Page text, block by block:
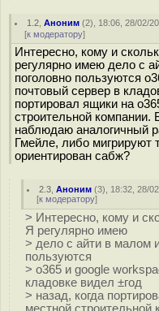
1.2 ,Аноним (2), 18:06, 28/02/
[к модератору]
Интересно, кому и
регулярно имею дело с
поголовно пользуются
почтовый сервер в
портировал ящики на
строительной компании.
наблюдаю аналогичный
Гмейле, либо мигрируют
ориентирован сабж?
2.3 ,Аноним (3), 18:32, 28/
[к модератору]
> Интересно, кому и
Я регулярно имею
> дело с айти в малом
пользуются
> o365 и google
кладовке видел ±год
> назад, когда